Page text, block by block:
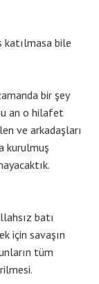
bile
bir şey
an o hilafet
ve arkadaşları
kurulmuş
batı
için savaşın
tüm